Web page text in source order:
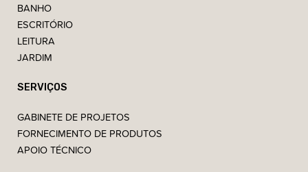
BANHO
ESCRITÓRIO
LEITURA
JARDIM
SERVIÇOS
GABINETE DE PROJETOS
FORNECIMENTO DE PRODUTOS
APOIO TÉCNICO